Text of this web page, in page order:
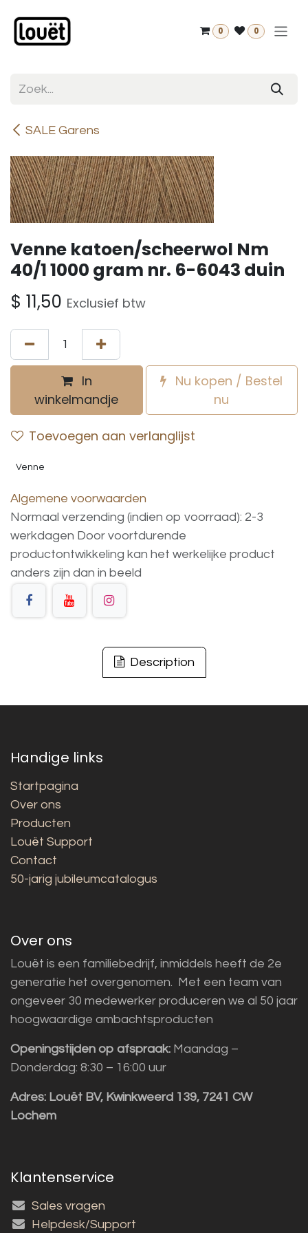
0 0
SALE Garens
Venne katoen/scheerwol Nm
40/1 1000 gram nr. 6-6043 duin
$ 11,50 Exclusief btw
In
winkelmandje
Nu kopen / Bestel
nu
Toevoegen aan verlanglijst
Venne
Algemene voorwaarden
Normaal verzending (indien op voorraad): 2-3
werkdagen Door voortdurende
productontwikkeling kan het werkelijke product
anders zijn dan in beeld
Description
Handige links
Startpagina
Over ons
Producten
Louët Support
Contact
50-jarig jubileumcatalogus
Over ons
Louët is een familiebedrijf, inmiddels heeft de 2e
generatie het overgenomen. Met een team van
ongeveer 30 medewerker produceren we al 50 jaar
hoogwaardige ambachtsproducten
Openingstijden op afspraak: Maandag –
Donderdag: 8:30 – 16:00 uur
Adres: Louët BV, Kwinkweerd 139, 7241 CW
Lochem
Klantenservice
Sales vragen
Helpdesk/Support